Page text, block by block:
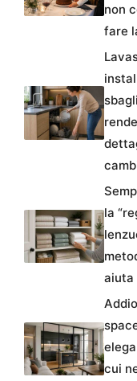
non
fare
la
aiuta
cui